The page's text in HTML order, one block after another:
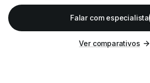
Falar com especialista
Ver comparativos